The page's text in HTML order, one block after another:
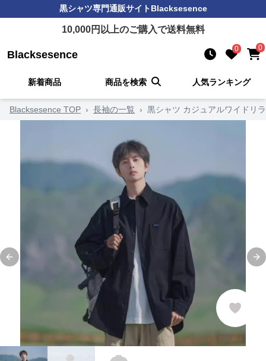
黒シャツ専門通販サイトBlacksesence
10,000円以上のご購入で送料無料
Blacksesence 0 0
新着商品 商品を検索 人気ランキング
Blacksesence TOP › 長袖の一覧 › 黒シャツ カジュアルワイドリ
Previous slide